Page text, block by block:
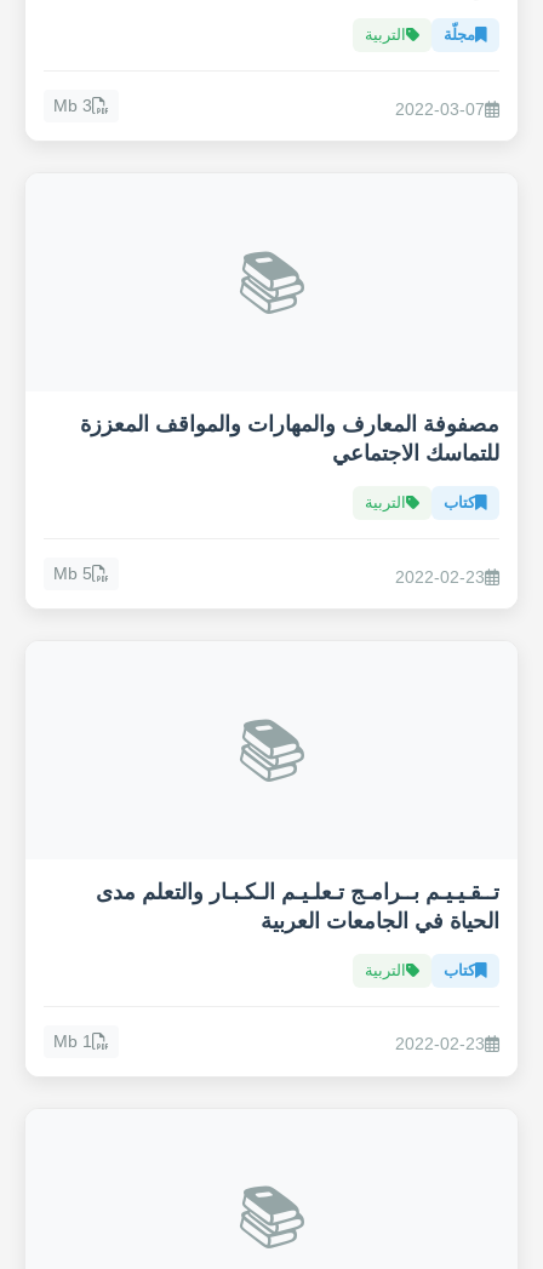
مجلّة التربية
2022-03-07
3 Mb
📚
مصفوفة المعارف والمهارات والمواقف المعززة
للتماسك الاجتماعي
كتاب التربية
2022-02-23
5 Mb
📚
تــقـيـيـم بــرامـج تـعلـيـم الـكـبـار والتعلم مدى
الحياة في الجامعات العربية
كتاب التربية
2022-02-23
1 Mb
📚